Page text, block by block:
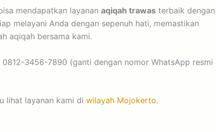
mendapatkan layanan aqiqah trawas terbaik dengan
melayani Anda dengan sepenuh hati, memastikan
aqiqah bersama kami.
3456-7890 (ganti dengan nomor WhatsApp resmi
lihat layanan kami di wilayah Mojokerto.